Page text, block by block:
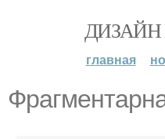
ДИЗАЙН
главная